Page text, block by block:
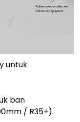
untuk
ban
/ R35+).